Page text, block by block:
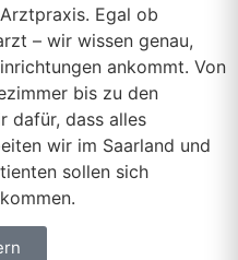
Egal ob
– wir wissen genau,
ankommt. Von
bis zu den
dafür, dass alles
wir im Saarland und
sollen sich